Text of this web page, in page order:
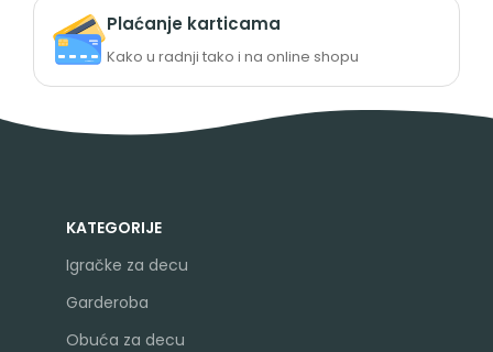
Plaćanje karticama
Kako u radnji tako i na online shopu
KATEGORIJE
Igračke za decu
Garderoba
Obuća za decu